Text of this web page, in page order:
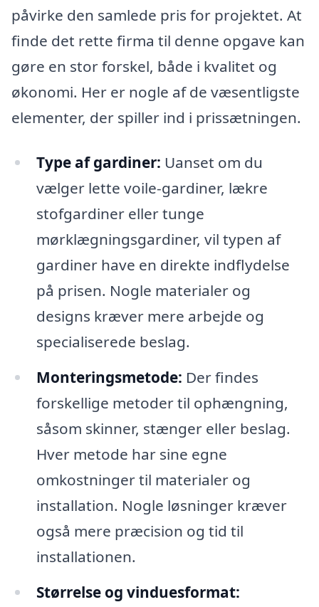
påvirke den samlede pris for projektet. At
finde det rette firma til denne opgave kan
gøre en stor forskel, både i kvalitet og
økonomi. Her er nogle af de væsentligste
elementer, der spiller ind i prissætningen.
Type af gardiner: Uanset om du
vælger lette voile-gardiner, lækre
stofgardiner eller tunge
mørklægningsgardiner, vil typen af
gardiner have en direkte indflydelse
på prisen. Nogle materialer og
designs kræver mere arbejde og
specialiserede beslag.
Monteringsmetode: Der findes
forskellige metoder til ophængning,
såsom skinner, stænger eller beslag.
Hver metode har sine egne
omkostninger til materialer og
installation. Nogle løsninger kræver
også mere præcision og tid til
installationen.
Størrelse og vinduesformat: